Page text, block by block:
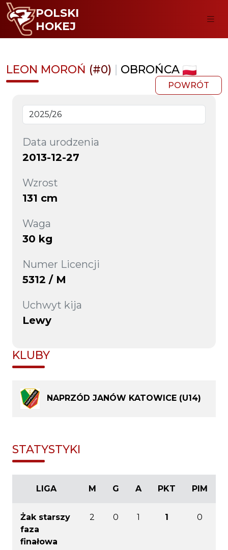
POLSKI
HOKEJ
LEON MOROŃ (#0) | OBROŃCA
POWRÓT
Data urodzenia
2013-12-27
Wzrost
131 cm
Waga
30 kg
Numer Licencji
5312 / M
Uchwyt kija
Lewy
KLUBY
NAPRZÓD JANÓW KATOWICE (U14)
STATYSTYKI
LIGA M G A PKT PIM
Żak starszy
faza
finałowa
2 0 1 1 0